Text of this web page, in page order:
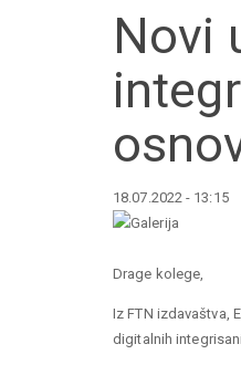
Novi
18.07.2022 - 13:15
Drage kolege,
Iz FTN izdavaštva,
digitalnih